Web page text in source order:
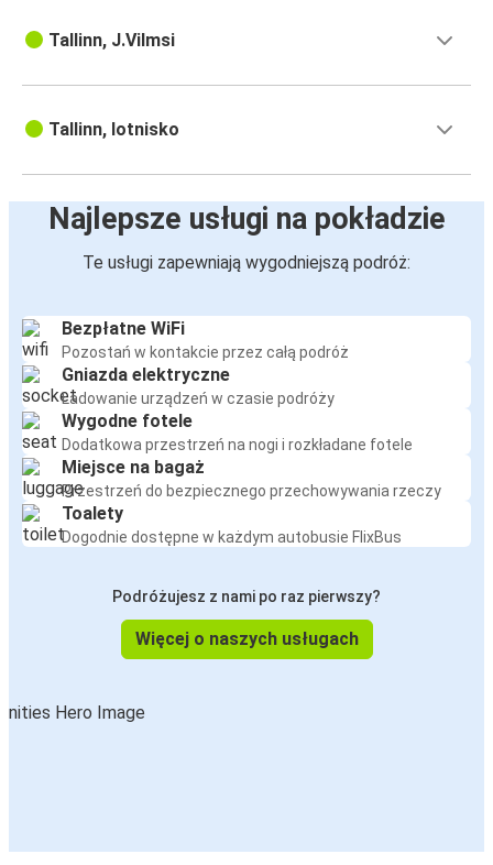
Tallinn, J.Vilmsi
Tallinn, lotnisko
Najlepsze usługi na pokładzie
Te usługi zapewniają wygodniejszą podróż:
Bezpłatne WiFi
Pozostań w kontakcie przez całą podróż
Gniazda elektryczne
Ładowanie urządzeń w czasie podróży
Wygodne fotele
Dodatkowa przestrzeń na nogi i rozkładane fotele
Miejsce na bagaż
Przestrzeń do bezpiecznego przechowywania rzeczy
Toalety
Dogodnie dostępne w każdym autobusie FlixBus
Podróżujesz z nami po raz pierwszy?
Więcej o naszych usługach